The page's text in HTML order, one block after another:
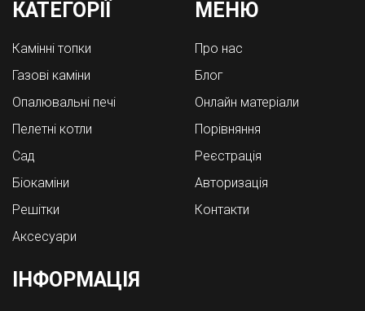
КАТЕГОРІЇ
Камінні топки
Газові каміни
Опалювальні печі
Пелетні котли
Cад
Біокаміни
Решітки
Аксесуари
МЕНЮ
Про нас
Блог
Онлайн матеріали
Порівняння
Реєстрація
Авторизація
Контакти
ІНФОРМАЦІЯ